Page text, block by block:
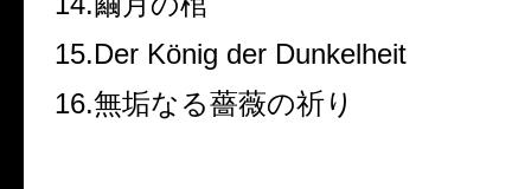
15.Der König der Dunkelheit
16.無垢なる薔薇の祈り